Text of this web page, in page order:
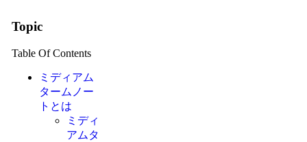
Topic
Table Of Contents
ミディアム
タームノー
トとは
ミディ
アムタ